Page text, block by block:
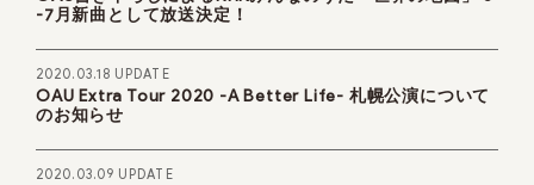
-7月新曲として放送決定！
2020.03.18 UPDATE
OAU Extra Tour 2020 -A Better Life- 札幌公演について
のお知らせ
2020.03.09 UPDATE